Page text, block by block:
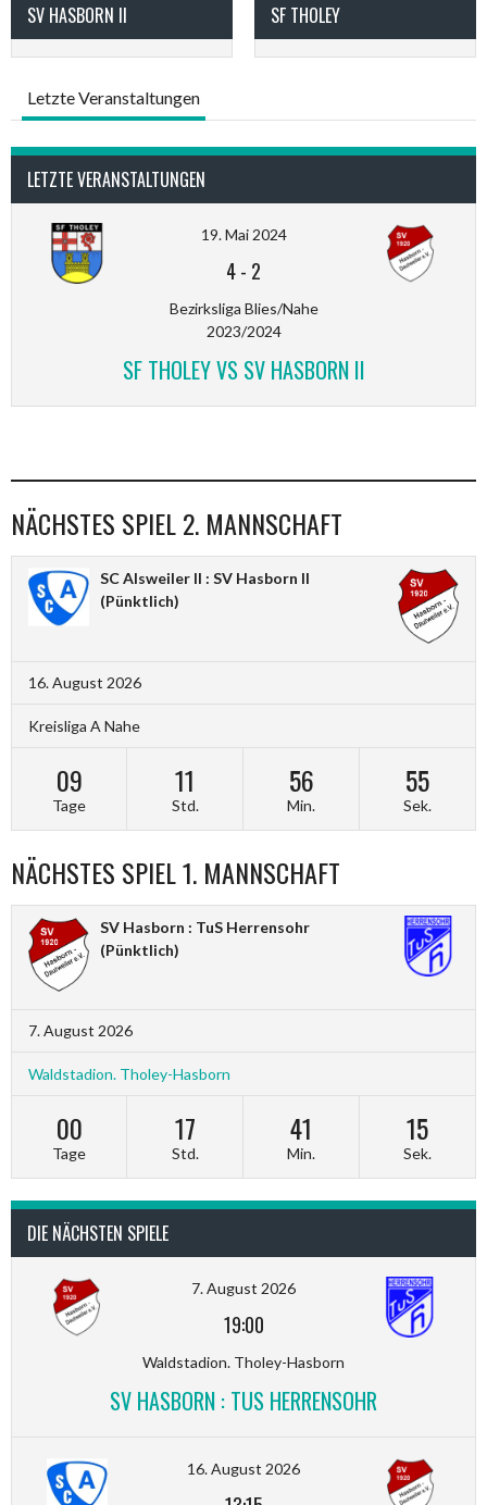
SV HASBORN II SF THOLEY
Letzte Veranstaltungen
LETZTE VERANSTALTUNGEN
19. Mai 2024
4- 2
Bezirksliga Blies/Nahe
2023/2024
SF THOLEY VS SV HASBORN II
NÄCHSTES SPIEL 2. MANNSCHAFT
SC Alsweiler II : SV Hasborn II
(Pünktlich)
16. August 2026
Kreisliga A Nahe
09
Tage
11
Std.
56
Min.
54
Sek.
NÄCHSTES SPIEL 1. MANNSCHAFT
SV Hasborn : TuS Herrensohr
(Pünktlich)
7. August 2026
Waldstadion. Tholey-Hasborn
00
Tage
17
Std.
41
Min.
14
Sek.
DIE NÄCHSTEN SPIELE
7. August 2026
19:00
Waldstadion. Tholey-Hasborn
SV HASBORN : TUS HERRENSOHR
16. August 2026